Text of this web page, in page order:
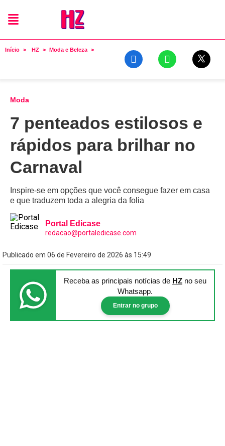
Início HZ Moda e Beleza
Moda
7 penteados estilosos e
rápidos para brilhar no
Carnaval
Inspire-se em opções que você consegue fazer em casa
e que traduzem toda a alegria da folia
Portal Edicase
redacao@portaledicase.com
Publicado em 06 de Fevereiro de 2026 às 15:49
Receba as principais notícias de HZ no seu
Whatsapp.
Entrar no grupo